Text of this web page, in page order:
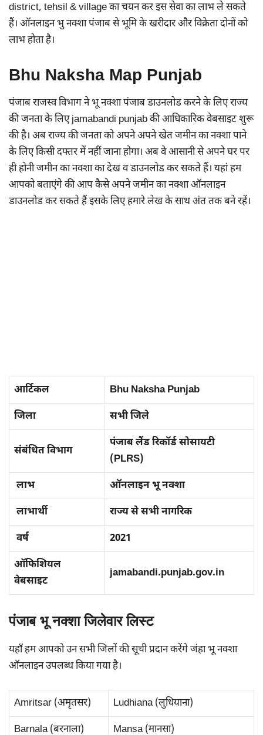
district, tehsil & village का चयन कर इस सेवा का लाभ ले सकते
हैं। ऑनलाइन भु नक्शा पंजाब से भूमि के खरीदार और विक्रेता दोनों को
लाभ होता है।
Bhu Naksha Map Punjab
पंजाब राजस्व विभाग ने भू नक्शा पंजाब डाउनलोड करने के लिए राज्य
की जनता के लिए jamabandi punjab की आधिकारिक वेबसाइट शुरू
की है। अब राज्य की जनता को अपने अपने खेत जमीन का नक्शा पाने
के लिए किसी दफ्तर में नहीं जाना होगा। अब वे आसानी से अपने घर पर
ही होनी जमीन का नक्शा का देख व डाउनलोड कर सकते हैं। यहां हम
आपको बताएंगे की आप कैसे अपने जमीन का नक्शा ऑनलाइन
डाउनलोड कर सकते हैं इसके लिए हमारे लेख के साथ अंत तक बने रहें।
आर्टिकल Bhu Naksha Punjab
जिला सभी जिले
संबंधित विभाग
पंजाब लैंड रिकॉर्ड सोसायटी
(PLRS)
लाभ ऑनलाइन भू नक्शा
लाभार्थी राज्य से सभी नागरिक
वर्ष 2021
ऑफिशियल
वेबसाइट
jamabandi.punjab.gov.in
पंजाब भू नक्शा जिलेवार लिस्ट
यहाँ हम आपको उन सभी जिलों की सूची प्रदान करेंगे जंहा भू नक्शा
ऑनलाइन उपलब्ध किया गया है।
Amritsar (अमृतसर) Ludhiana (लुधियाना)
Barnala (बरनाला) Mansa (मानसा)